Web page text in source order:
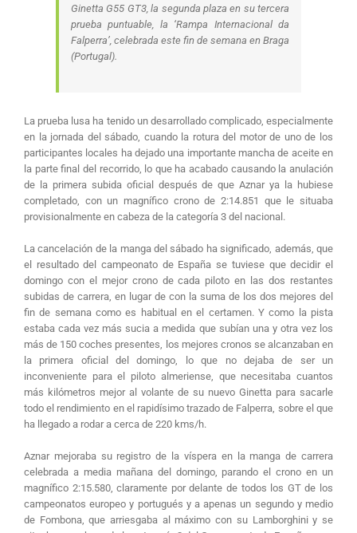
Ginetta G55 GT3, la segunda plaza en su tercera
prueba puntuable, la ‘Rampa Internacional da
Falperra’, celebrada este fin de semana en Braga
(Portugal).
La prueba lusa ha tenido un desarrollado complicado, especialmente
en la jornada del sábado, cuando la rotura del motor de uno de los
participantes locales ha dejado una importante mancha de aceite en
la parte final del recorrido, lo que ha acabado causando la anulación
de la primera subida oficial después de que Aznar ya la hubiese
completado, con un magnífico crono de 2:14.851 que le situaba
provisionalmente en cabeza de la categoría 3 del nacional.
La cancelación de la manga del sábado ha significado, además, que
el resultado del campeonato de España se tuviese que decidir el
domingo con el mejor crono de cada piloto en las dos restantes
subidas de carrera, en lugar de con la suma de los dos mejores del
fin de semana como es habitual en el certamen. Y como la pista
estaba cada vez más sucia a medida que subían una y otra vez los
más de 150 coches presentes, los mejores cronos se alcanzaban en
la primera oficial del domingo, lo que no dejaba de ser un
inconveniente para el piloto almeriense, que necesitaba cuantos
más kilómetros mejor al volante de su nuevo Ginetta para sacarle
todo el rendimiento en el rapidísimo trazado de Falperra, sobre el que
ha llegado a rodar a cerca de 220 kms/h.
Aznar mejoraba su registro de la víspera en la manga de carrera
celebrada a media mañana del domingo, parando el crono en un
magnífico 2:15.580, claramente por delante de todos los GT de los
campeonatos europeo y portugués y a apenas un segundo y medio
de Fombona, que arriesgaba al máximo con su Lamborghini y se